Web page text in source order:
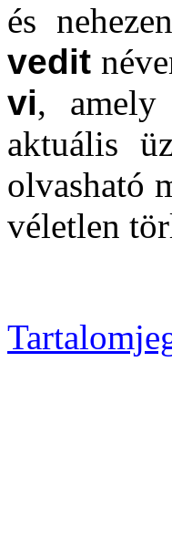
és
vedit
vi, amely
aktuális
olvasható
véletlen